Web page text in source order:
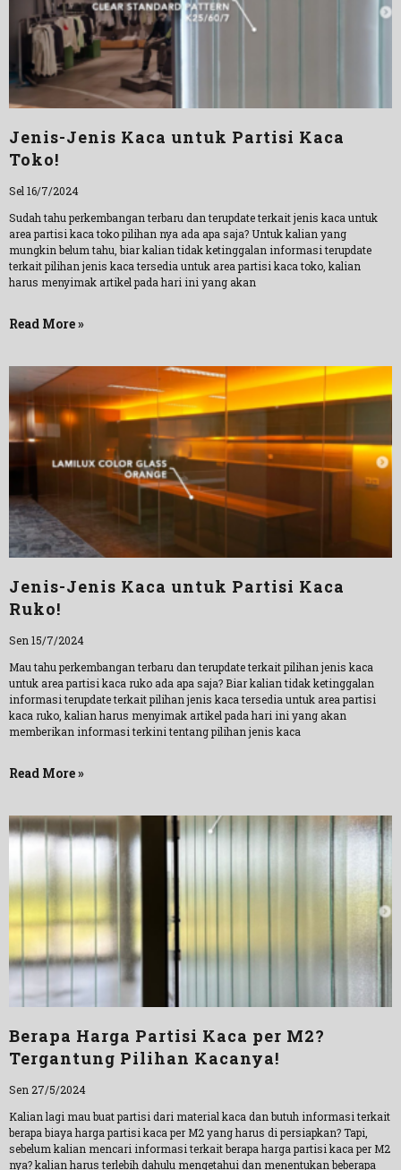
Jenis-Jenis Kaca untuk Partisi Kaca
Toko!
Sel 16/7/2024
Sudah tahu perkembangan terbaru dan terupdate terkait jenis kaca untuk
area partisi kaca toko pilihan nya ada apa saja? Untuk kalian yang
mungkin belum tahu, biar kalian tidak ketinggalan informasi terupdate
terkait pilihan jenis kaca tersedia untuk area partisi kaca toko, kalian
harus menyimak artikel pada hari ini yang akan
Read More »
Jenis-Jenis Kaca untuk Partisi Kaca
Ruko!
Sen 15/7/2024
Mau tahu perkembangan terbaru dan terupdate terkait pilihan jenis kaca
untuk area partisi kaca ruko ada apa saja? Biar kalian tidak ketinggalan
informasi terupdate terkait pilihan jenis kaca tersedia untuk area partisi
kaca ruko, kalian harus menyimak artikel pada hari ini yang akan
memberikan informasi terkini tentang pilihan jenis kaca
Read More »
Berapa Harga Partisi Kaca per M2?
Tergantung Pilihan Kacanya!
Sen 27/5/2024
Kalian lagi mau buat partisi dari material kaca dan butuh informasi terkait
berapa biaya harga partisi kaca per M2 yang harus di persiapkan? Tapi,
sebelum kalian mencari informasi terkait berapa harga partisi kaca per M2
nya? kalian harus terlebih dahulu mengetahui dan menentukan beberapa